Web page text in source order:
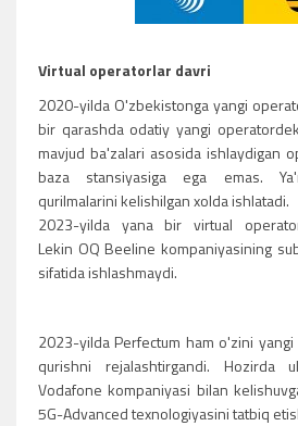
Virtual operatorlar davri
2020-yilda O'zbekistonga yangi
bir qarashda odatiy yangi
mavjud ba'zalari asosida ishlaydigan
baza stansiyasiga ega emas.
qurilmalarini kelishilgan xolda ishlatadi.
2023-yilda yana bir virtual
Lekin OQ Beeline kompaniyasining
sifatida ishlashmaydi.
2023-yilda Perfectum ham o'zini
qurishni rejalashtirgandi. Hozirda
Vodafone kompaniyasi bilan
5G-Advanced texnologiyasini tatbiq